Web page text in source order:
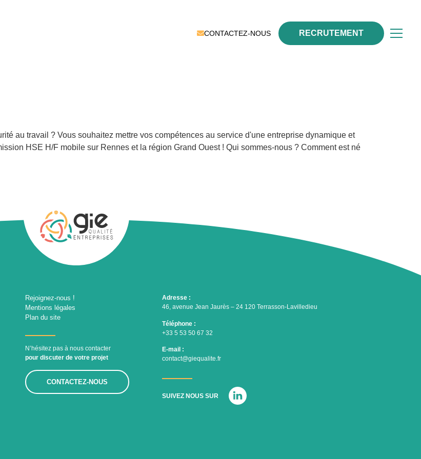
CONTACTEZ-NOUS RECRUTEMENT
au travail ? Vous souhaitez mettre vos compétences au service d'une entreprise dynamique et
HSE H/F mobile sur Rennes et la région Grand Ouest ! Qui sommes-nous ? Comment est né
Rejoignez-nous !
Mentions légales
Plan du site
N’hésitez pas à nous contacter
pour discuter de votre projet
CONTACTEZ-NOUS
Adresse :
46, avenue Jean Jaurès – 24 120 Terrasson-Lavilledieu
Téléphone :
+33 5 53 50 67 32
E-mail :
contact@giequalite.fr
SUIVEZ NOUS SUR